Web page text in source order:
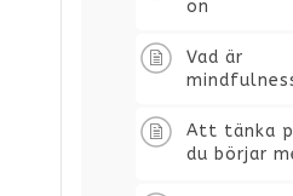
on
Vad är
Att tänka
du börjar